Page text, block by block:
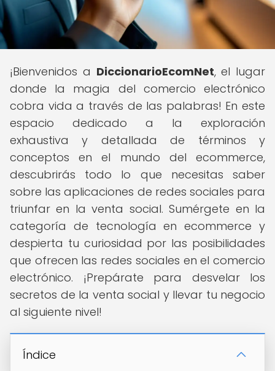
¡Bienvenidos a DiccionarioEcomNet, el lugar
donde la magia del comercio electrónico
cobra vida a través de las palabras! En este
espacio dedicado a la exploración
exhaustiva y detallada de términos y
conceptos en el mundo del ecommerce,
descubrirás todo lo que necesitas saber
sobre las aplicaciones de redes sociales para
triunfar en la venta social. Sumérgete en la
categoría de tecnología en ecommerce y
despierta tu curiosidad por las posibilidades
que ofrecen las redes sociales en el comercio
electrónico. ¡Prepárate para desvelar los
secretos de la venta social y llevar tu negocio
al siguiente nivel!
Índice